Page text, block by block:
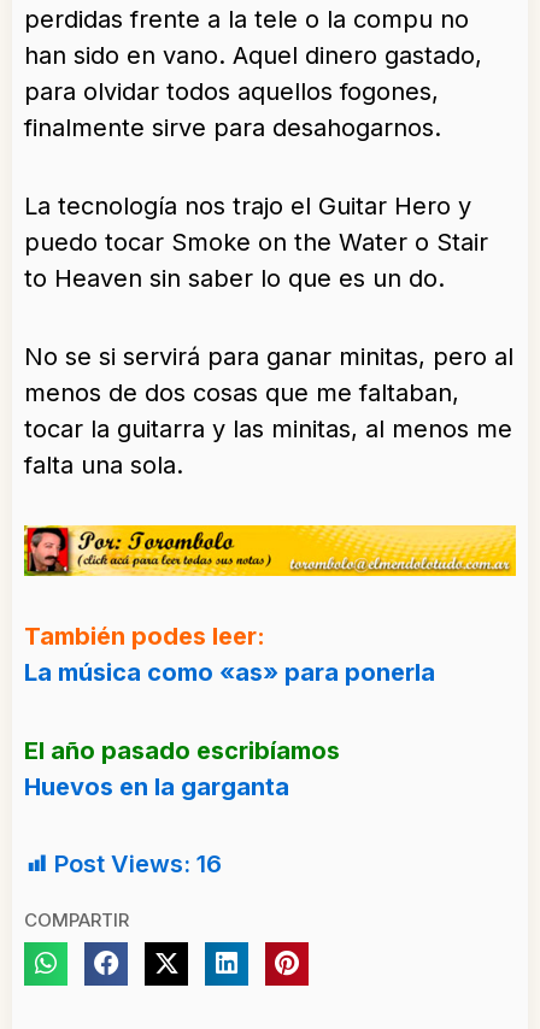
perdidas frente a la tele o la compu no
han sido en vano. Aquel dinero gastado,
para olvidar todos aquellos fogones,
finalmente sirve para desahogarnos.
La tecnología nos trajo el Guitar Hero y
puedo tocar Smoke on the Water o Stair
to Heaven sin saber lo que es un do.
No se si servirá para ganar minitas, pero al
menos de dos cosas que me faltaban,
tocar la guitarra y las minitas, al menos me
falta una sola.
También podes leer:
La música como «as» para ponerla
El año pasado escribíamos
Huevos en la garganta
Post Views: 16
COMPARTIR